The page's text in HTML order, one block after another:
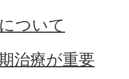
ついて
治療が重要